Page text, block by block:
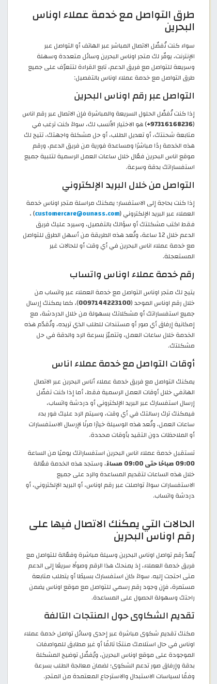
طرق التواصل مع خدمة عملاء اوناس
البحرين
سواء كنت تُفضّل الاتصال المباشر عبر الهاتف أو التواصل عبر
الإنترنت، يوفّر لك متجر اوناس البحرين وسائل متعددة وسهلة
وسريعة للتواصل مع فريق الدعم، تابع القراءة لتتعرّف على جميع
طرق التواصل مع خدمة عملاء اوناس بالتفصيل:
التواصل عبر رقم اوناس البحرين
إذا كنت تُفضّل الحلول السريعة والمباشرة فإن الاتصال عبر رقم اناس
(
97316168236+ ) هو الاختيار الأنسب لك، سواءً كنت ترغب في
متابعة شحنتك، أو تعديل الطلب، أو حل مشكلة واجهتك، تتيح لك
هذه الخدمة ردًا مباشرًا ومساعدة فورية من فريق الدعم، ورقم
موقع اناس البحرين فعّال خلال ساعات العمل الرسمية لتلبية جميع
استفساراتك بدقة وسرعة.
التواصل من خلال البريد الإلكتروني
إذا كنت بحاجة إلى الاستفسار؛ يمكنك مراسلة متجر اوناس خدمة
العملاء عبر البريد الإلكتروني (customercare@ounass.com) ،
فقط اكتب مشكلتك أو سؤالك بالتفصيل، وسيرد عليك فريق
الدعم خلال 12 ساعة، وتُعد هذه الطريقة من أسهل الطرق للتواصل
مع خدمة عملاء اناس البحرين في أي وقت أو للحالات غير
المستعجلة.
رقم خدمة عملاء اوناس واتساب
يتيح لك متجر اوناس التواصل مع خدمة العملاء عبر واتساب من
خلال رقم اوناس الموحد (0097144223100)، كما يمكنك إرسال
جميع استفساراتك أو مشكلاتك بسهولة من خلال الدردشة، مع
إمكانية إرفاق أي صور أو مستندات للطلب الذي تريده، وتُقدّم هذه
الخدمة خلال ساعات العمل، وتتميّز بسرعة الرد والدقة في حل
مشكلتك.
أوقات التواصل مع خدمة عملاء اناس
يمكنك التواصل مع فريق خدمة عملاء أناس البحرين عبر الاتصال
الهاتفي خلال أوقات العمل الرسمية فقط، أما إذا كنت تفضّل
إرسال استفسارك عبر البريد الإلكتروني أو دردشة واتساب،
فيمكنك ترك رسالتك في أي وقت، وسيتم الرد عليك فور بدء
ساعات العمل، وتُعد هذه الوسيلة خيارًا مرنًا لإرسال الاستفسارات
أو الملاحظات دون التقيد بأوقات محددة.
تستقبل خدمة عملاء اناس البحرين استفساراتك يوميًا من الساعة
09:00 صباحًا حتى 09:00 مساءً
، وستجد هذه الخدمة فعّالة
خلال هذه الساعات لتقديم المساعدة والرد على جميع
الاستفسارات سواءً تواصلت عبر رقم اوناس، أو البريد الإلكتروني، أو
دردشة واتساب.
الحالات التي يمكنك الاتصال فيها على
رقم اوناس البحرين
يُعدّ رقم تواصل اوناس البحرين وسيلة مباشرة وفعّالة للتواصل مع
فريق خدمة العملاء، إذ يمنحك هذا الرقم وصولًا سريعًا إلى الدعم
متى احتجت إليه. سواءً كان استفسارك بسيطًا أو يتطلب متابعة
مستمرة، فإن وجود رقم رسمي للتواصل مع موقع اوناس يضمن
راحتك وسهولة الحصول على المساعدة.
تقديم الشكاوى حول المنتجات التالفة
مكنك تقديم شكوى مباشرة عبر إحدى وسائل تواصل خدمة عملاء
اوناس في حال استلامك منتجًا تالفًا أو غير مطابق للمواصفات
الموجودة على موقع اوناس البحرين، ويُفضّل توضيح المشكلة
بدقة وإرفاق صور تدعم الشكوى؛ لضمان معالجة الطلب بسرعة
وفقًا لسياسات الاستبدال والاسترجاع المعتمدة من المتجر.